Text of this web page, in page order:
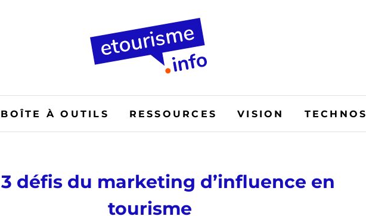
BOÎTE À OUTILS RESSOURCES VISION TECHNOS
3 défis du marketing d’influence en
tourisme